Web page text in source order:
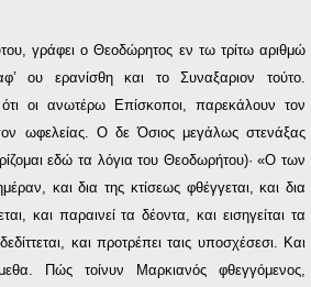
γράφει ο Θεοδώρητος εν τω τρίτω αριθμώ
ου ερανίσθη και το Συναξαριον τούτο.
οι ανωτέρω Επίσκοποι, παρεκάλουν τον
ωφελείας. Ο δε Όσιος μεγάλως στενάξας
εδώ τα λόγια του Θεοδωρήτου)· «Ο των
και δια της κτίσεως φθέγγεται, και δια
και παραινεί τα δέοντα, και εισηγείται τα
και προτρέπει ταις υποσχέσεσι. Και
Πώς τοίνυν Μαρκιανός φθεγγόμενος,